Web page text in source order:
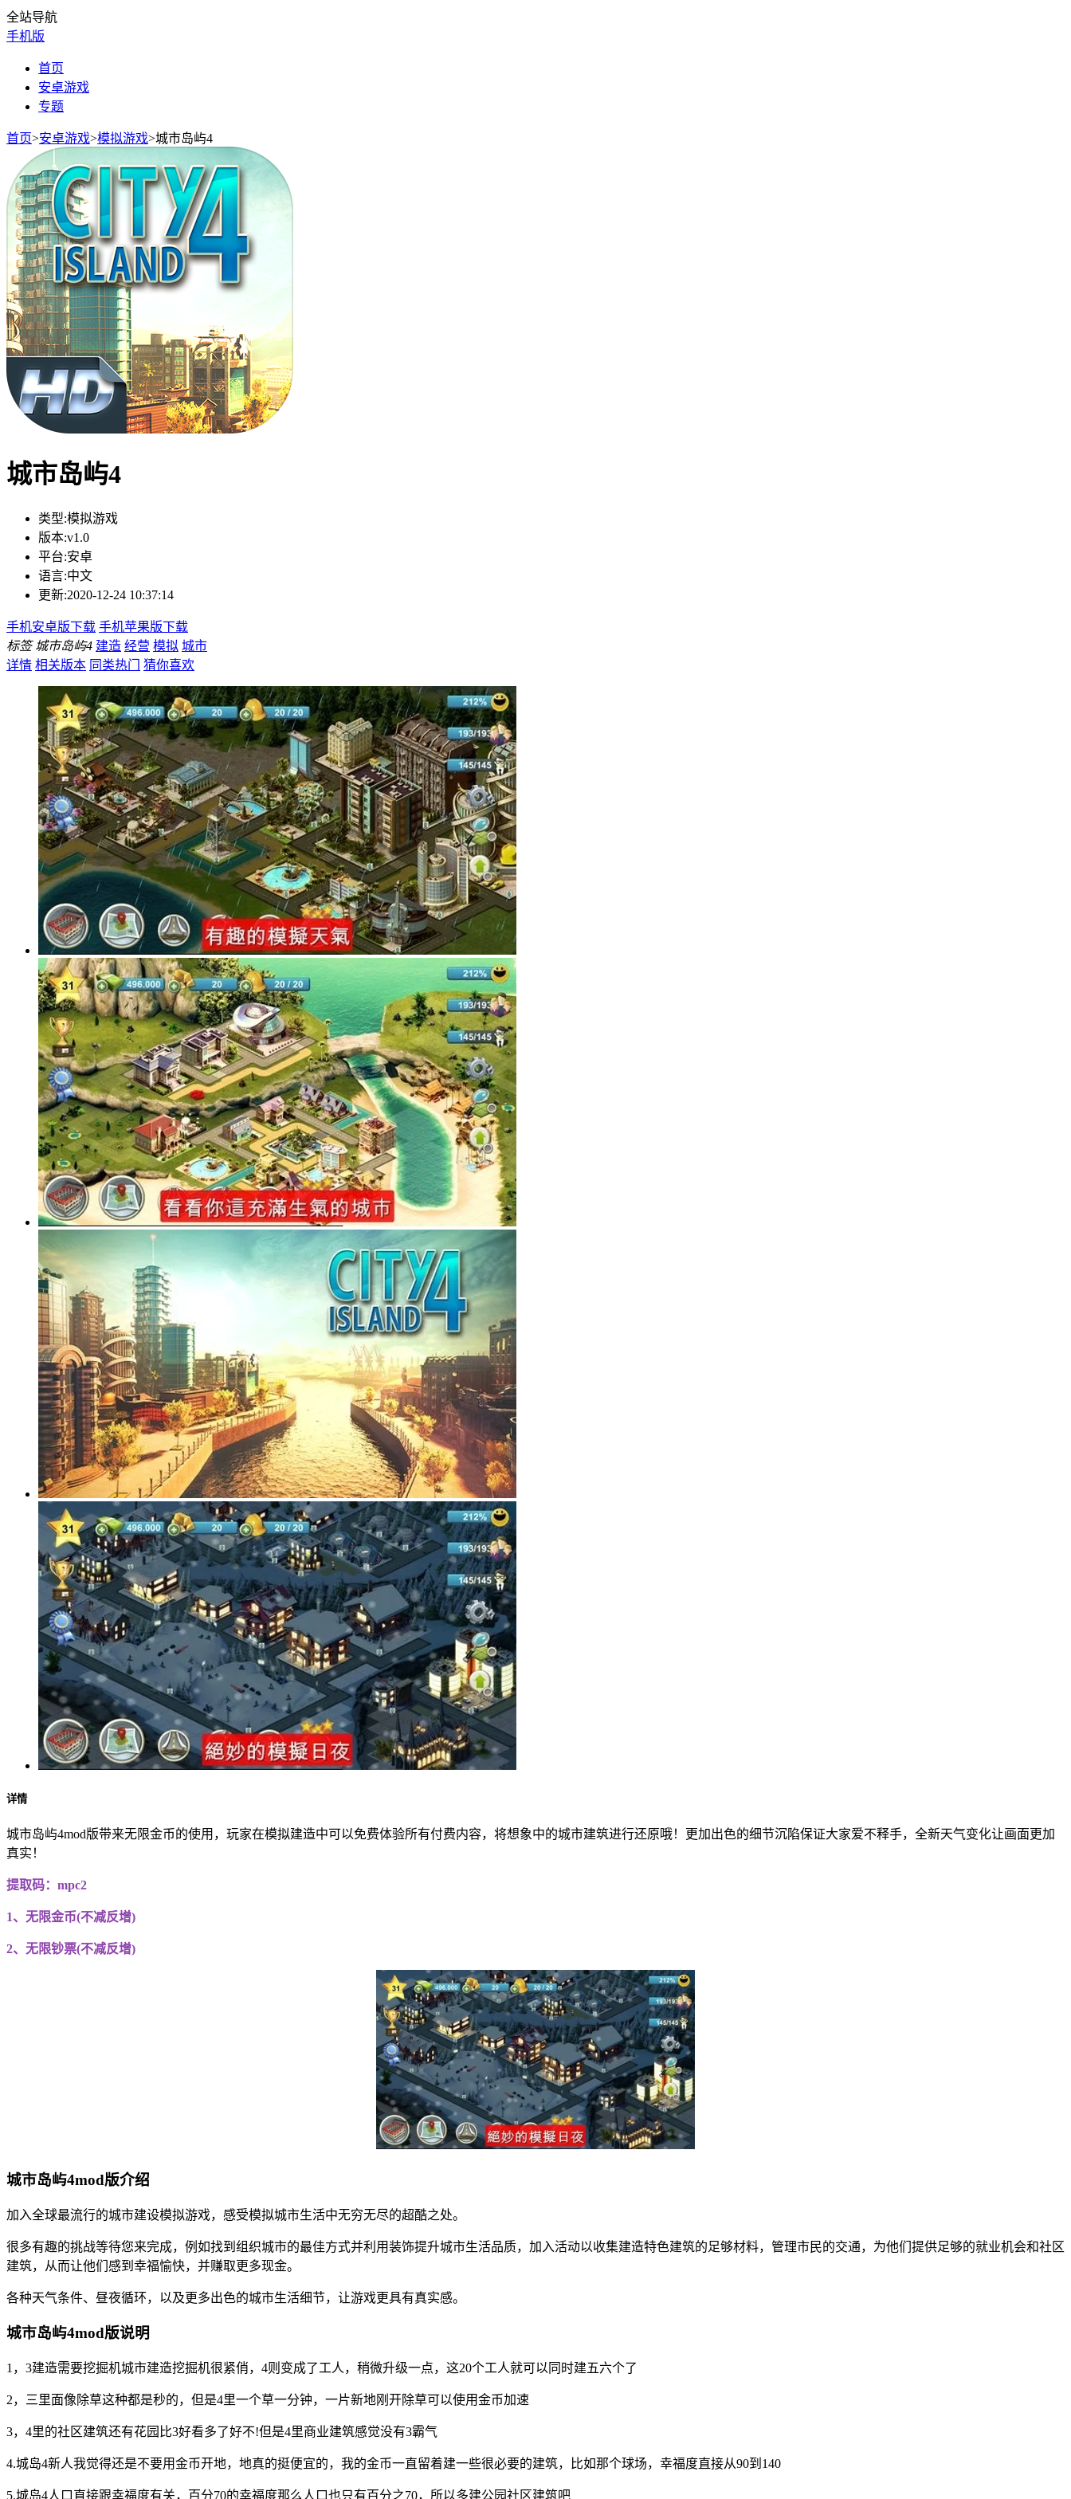
全站导航
手机版
首页
安卓游戏
专题
首页>安卓游戏>模拟游戏>城市岛屿4
城市岛屿4
类型:模拟游戏
版本:v1.0
平台:安卓
语言:中文
更新:2020-12-24 10:37:14
手机安卓版下载 手机苹果版下载
标签 城市岛屿4 建造 经营 模拟 城市
详情 相关版本 同类热门 猜你喜欢
详情
城市岛屿4mod版带来无限金币的使用，玩家在模拟建造中可以免费体验所有付费内容，将想象中的城市建筑进行还原哦！更加出色的细节沉陷保证大家爱不释手，全新天气变化让画面更加
真实！
提取码：mpc2
1、无限金币(不减反增)
2、无限钞票(不减反增)
城市岛屿4mod版介绍
加入全球最流行的城市建设模拟游戏，感受模拟城市生活中无穷无尽的超酷之处。
很多有趣的挑战等待您来完成，例如找到组织城市的最佳方式并利用装饰提升城市生活品质，加入活动以收集建造特色建筑的足够材料，管理市民的交通，为他们提供足够的就业机会和社区
建筑，从而让他们感到幸福愉快，并赚取更多现金。
各种天气条件、昼夜循环，以及更多出色的城市生活细节，让游戏更具有真实感。
城市岛屿4mod版说明
1，3建造需要挖掘机城市建造挖掘机很紧俏，4则变成了工人，稍微升级一点，这20个工人就可以同时建五六个了
2，三里面像除草这种都是秒的，但是4里一个草一分钟，一片新地刚开除草可以使用金币加速
3，4里的社区建筑还有花园比3好看多了好不!但是4里商业建筑感觉没有3霸气
4.城岛4新人我觉得还是不要用金币开地，地真的挺便宜的，我的金币一直留着建一些很必要的建筑，比如那个球场，幸福度直接从90到140
5.城岛4人口直接跟幸福度有关，百分70的幸福度那么人口也只有百分之70，所以多建公园社区建筑吧